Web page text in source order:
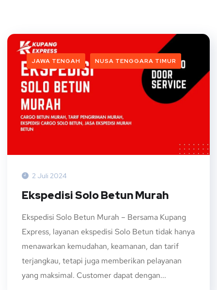
JAWA TENGAH NUSA TENGGARA TIMUR
2 Juli 2024
Ekspedisi Solo Betun Murah
Ekspedisi Solo Betun Murah – Bersama Kupang
Express, layanan ekspedisi Solo Betun tidak hanya
menawarkan kemudahan, keamanan, dan tarif
terjangkau, tetapi juga memberikan pelayanan
yang maksimal. Customer dapat dengan...